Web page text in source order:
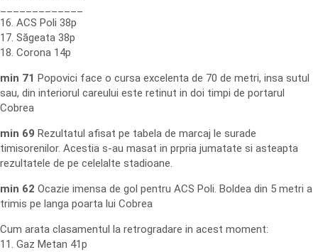
16. ACS Poli 38p
17. Săgeata 38p
18. Corona 14p
min 71 Popovici face o cursa excelenta de 70 de metri, insa sutul
sau, din interiorul careului este retinut in doi timpi de portarul
Cobrea
min 69 Rezultatul afisat pe tabela de marcaj le surade
timisorenilor. Acestia s-au masat in prpria jumatate si asteapta
rezultatele de pe celelalte stadioane.
min 62 Ocazie imensa de gol pentru ACS Poli. Boldea din 5 metri a
trimis pe langa poarta lui Cobrea
Cum arata clasamentul la retrogradare in acest moment:
11. Gaz Metan 41p